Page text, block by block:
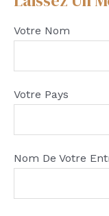
Votre Nom
Votre Pays
Nom De Votre